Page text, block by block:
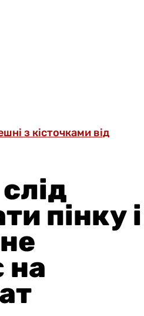
з кісточками від
пінку і
на